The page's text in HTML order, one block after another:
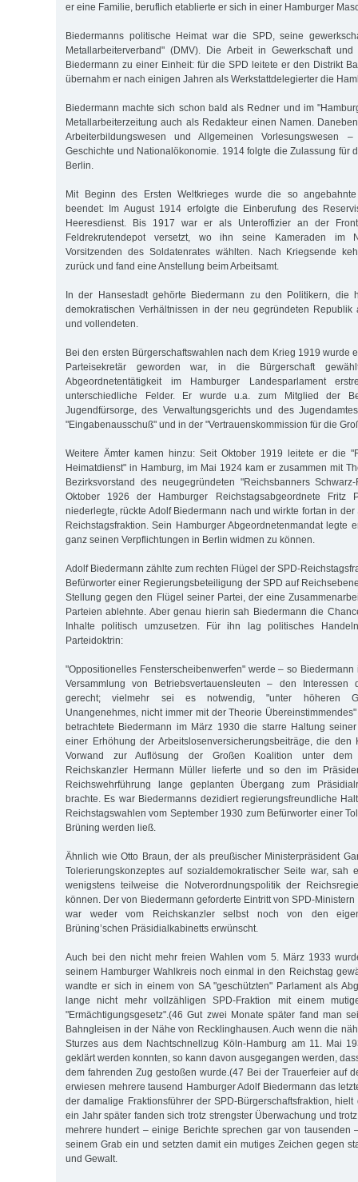
er eine Familie, beruflich etablierte er sich in einer Hamburger
Biedermanns politische Heimat war die SPD, seine
Metallarbeiterverband" (DMV). Die Arbeit in Gewerkschaft
Biedermann zu einer Einheit: für die SPD leitete er den Distrikt
übernahm er nach einigen Jahren als Werkstattdelegierter die
Biedermann machte sich schon bald als Redner und im
Metallarbeiterzeitung auch als Redakteur einen Namen.
Arbeiterbildungswesen und Allgemeinen Vorlesungswesen
Geschichte und Nationalökonomie. 1914 folgte die Zulassung für
Berlin.
Mit Beginn des Ersten Weltkrieges wurde die so angebahnte
beendet: Im August 1914 erfolgte die Einberufung des
Heeresdienst. Bis 1917 war er als Unteroffizier an der
Feldrekrutendepot versetzt, wo ihn seine Kameraden im
Vorsitzenden des Soldatenrates wählten. Nach Kriegsende
zurück und fand eine Anstellung beim Arbeitsamt.
In der Hansestadt gehörte Biedermann zu den Politikern, die
demokratischen Verhältnissen in der neu gegründeten Republik
und vollendeten.
Bei den ersten Bürgerschaftswahlen nach dem Krieg 1919 wurde
Parteisekretär geworden war, in die Bürgerschaft
Abgeordnetentätigkeit im Hamburger Landesparlament
unterschiedliche Felder. Er wurde u.a. zum Mitglied der
Jugendfürsorge, des Verwaltungsgerichts und des
"Eingabenausschuß" und in der "Vertrauenskommission für die
Weitere Ämter kamen hinzu: Seit Oktober 1919 leitete er die
Heimatdienst" in Hamburg, im Mai 1924 kam er zusammen mit
Bezirksvorstand des neugegründeten "Reichsbanners
Oktober 1926 der Hamburger Reichstagsabgeordnete Fritz
niederlegte, rückte Adolf Biedermann nach und wirkte fortan in
Reichstagsfraktion. Sein Hamburger Abgeordnetenmandat legte
ganz seinen Verpflichtungen in Berlin widmen zu können.
Adolf Biedermann zählte zum rechten Flügel der SPD-
Befürworter einer Regierungsbeteiligung der SPD auf
Stellung gegen den Flügel seiner Partei, der eine
Parteien ablehnte. Aber genau hierin sah Biedermann die
Inhalte politisch umzusetzen. Für ihn lag politisches
Parteidoktrin:
"Oppositionelles Fensterscheibenwerfen" werde – so
Versammlung von Betriebsvertauensleuten – den Interessen
gerecht; vielmehr sei es notwendig, "unter höheren
Unangenehmes, nicht immer mit der Theorie
betrachtete Biedermann im März 1930 die starre Haltung
einer Erhöhung der Arbeitslosenversicherungsbeiträge, die den
Vorwand zur Auflösung der Großen Koalition unter dem
Reichskanzler Hermann Müller lieferte und so den im
Reichswehrführung lange geplanten Übergang zum
brachte. Es war Biedermanns dezidiert regierungsfreundliche
Reichstagswahlen vom September 1930 zum Befürworter einer
Brüning werden ließ.
Ähnlich wie Otto Braun, der als preußischer Ministerpräsident
Tolerierungskonzeptes auf sozialdemokratischer Seite war, sah
wenigstens teilweise die Notverordnungspolitik der
können. Der von Biedermann geforderte Eintritt von SPD-
war weder vom Reichskanzler selbst noch von den
Brüning’schen Präsidialkabinetts erwünscht.
Auch bei den nicht mehr freien Wahlen vom 5. März 1933
seinem Hamburger Wahlkreis noch einmal in den Reichstag
wandte er sich in einem von SA "geschützten" Parlament als
lange nicht mehr vollzähligen SPD-Fraktion mit einem
"Ermächtigungsgesetz".(46 Gut zwei Monate später fand man
Bahngleisen in der Nähe von Recklinghausen. Auch wenn die
Sturzes aus dem Nachtschnellzug Köln-Hamburg am 11. Mai
geklärt werden konnten, so kann davon ausgegangen werden,
dem fahrenden Zug gestoßen wurde.(47 Bei der Trauerfeier auf
erwiesen mehrere tausend Hamburger Adolf Biedermann das
der damalige Fraktionsführer der SPD-Bürgerschaftsfraktion,
ein Jahr später fanden sich trotz strengster Überwachung und
mehrere hundert – einige Berichte sprechen gar von tausenden
seinem Grab ein und setzten damit ein mutiges Zeichen gegen
und Gewalt.